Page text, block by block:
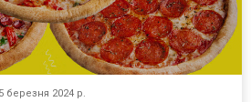
березня 2024 р.